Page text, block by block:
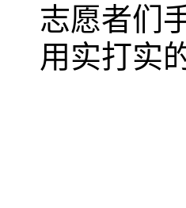
志愿者们
用实打实